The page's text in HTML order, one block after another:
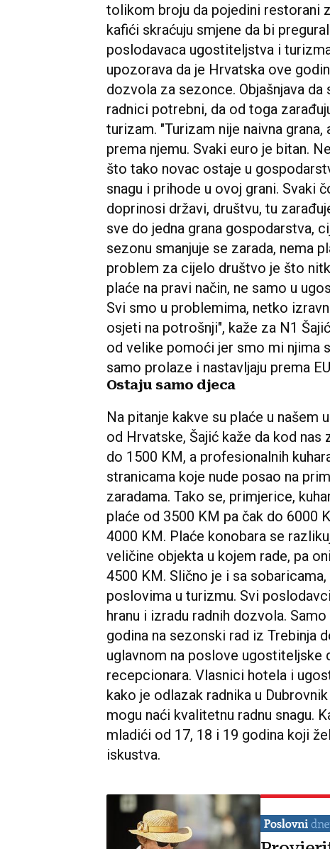
tolikom broju da pojedini restorani
kafići skraćuju smjene da bi
poslodavaca ugostiteljstva i
upozorava da je Hrvatska ove
dozvola za sezonce. Objašnjava
radnici potrebni, da od toga
turizam. "Turizam nije naivna
prema njemu. Svaki euro je bitan.
što tako novac ostaje u
snagu i prihode u ovoj grani. Svaki
doprinosi državi, društvu, tu
sve do jedna grana gospodarstva,
sezonu smanjuje se zarada, nema
problem za cijelo društvo je što
plaće na pravi način, ne samo u
Svi smo u problemima, netko
osjeti na potrošnji", kaže za N1
od velike pomoći jer smo mi njima
samo prolaze i nastavljaju prema
Ostaju samo djeca
Na pitanje kakve su plaće u
od Hrvatske, Šajić kaže da kod
do 1500 KM, a profesionalnih
stranicama koje nude posao na
zaradama. Tako se, primjerice,
plaće od 3500 KM pa čak do 6000
4000 KM. Plaće konobara se
veličine objekta u kojem rade, pa
4500 KM. Slično je i sa
poslovima u turizmu. Svi
hranu i izradu radnih dozvola.
godina na sezonski rad iz Trebinja
uglavnom na poslove ugostiteljske
recepcionara. Vlasnici hotela i
kako je odlazak radnika u
mogu naći kvalitetnu radnu snagu.
mladići od 17, 18 i 19 godina koji
iskustva.